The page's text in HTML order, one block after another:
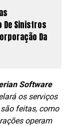
De Sinistros
Da
Software
os serviços
feitas, como
operam